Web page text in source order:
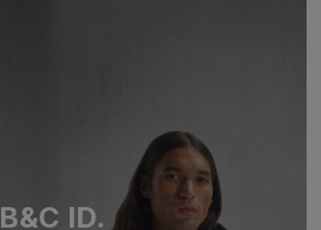
B&C ID.